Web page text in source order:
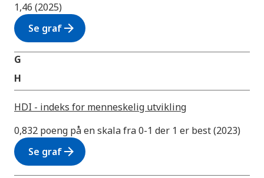
1,46 (2025)
Se grafarrow_forward
G
H
HDI - indeks for menneskelig utvikling
0,832 poeng på en skala fra 0-1 der 1 er best (2023)
Se grafarrow_forward